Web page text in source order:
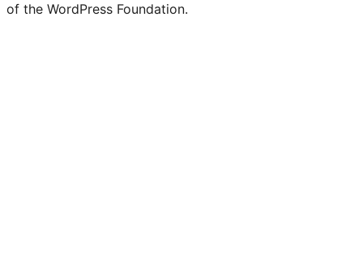
of the WordPress Foundation.